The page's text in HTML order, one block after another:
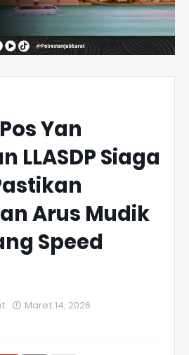
Yan
LLASDP Siaga
Arus Mudik
Speed
Maret 14, 2026